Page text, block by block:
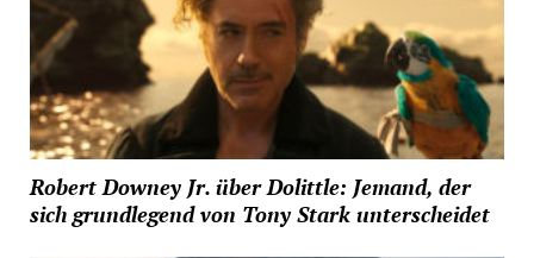
Robert Downey Jr. über Dolittle: Jemand, der
sich grundlegend von Tony Stark unterscheidet